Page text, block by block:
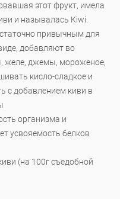
этот фрукт, имела
и называлась Kiwi.
привычным для
добавляют во
желе, джемы, мороженое,
кисло-сладкое и
с добавлением киви в
организма и
усвояемость белков
(на 100г съедобной